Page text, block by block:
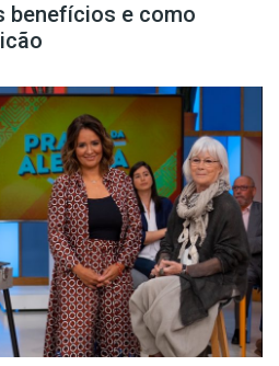
benefícios e como